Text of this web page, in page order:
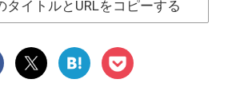
タイトルとURLをコピーする